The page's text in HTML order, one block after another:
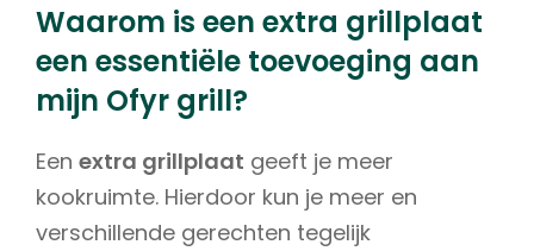
Waarom is een extra grillplaat
een essentiële toevoeging aan
mijn Ofyr grill?
Een extra grillplaat geeft je meer
kookruimte. Hierdoor kun je meer en
verschillende gerechten tegelijk